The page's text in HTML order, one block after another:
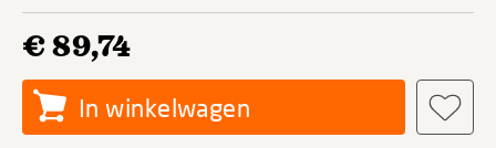
€ 89,74
In winkelwagen